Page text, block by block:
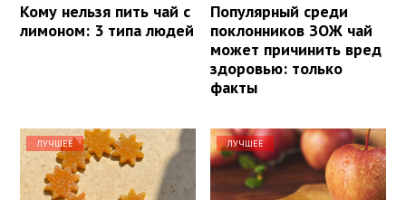
Кому нельзя пить чай с
лимоном: 3 типа людей
Популярный среди
поклонников ЗОЖ чай
может причинить вред
здоровью: только
факты
ЛУЧШЕЕ ЛУЧШЕЕ